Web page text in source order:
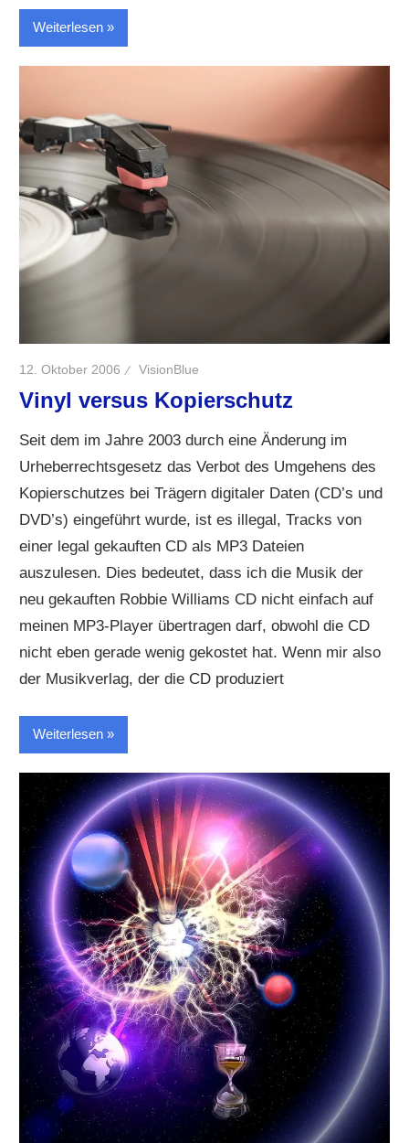
Weiterlesen
12. Oktober 2006 VisionBlue
Vinyl versus Kopierschutz
Seit dem im Jahre 2003 durch eine Änderung im
Urheberrechtsgesetz das Verbot des Umgehens des
Kopierschutzes bei Trägern digitaler Daten (CD’s und
DVD’s) eingeführt wurde, ist es illegal, Tracks von
einer legal gekauften CD als MP3 Dateien
auszulesen. Dies bedeutet, dass ich die Musik der
neu gekauften Robbie Williams CD nicht einfach auf
meinen MP3-Player übertragen darf, obwohl die CD
nicht eben gerade wenig gekostet hat. Wenn mir also
der Musikverlag, der die CD produziert
Weiterlesen